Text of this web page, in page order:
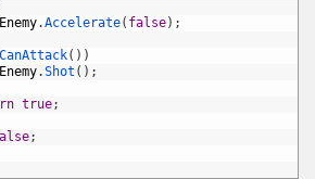
Enemy.Accelerate( false) ;
CanAttack( ) )
Enemy.Shot ( ) ;
true;
;